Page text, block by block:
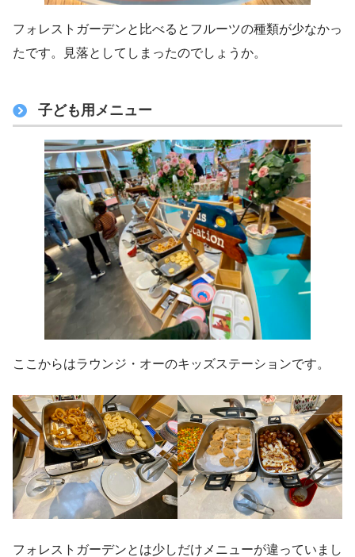
フォレストガーデンと比べるとフルーツの種類が少なかっ
たです。見落としてしまったのでしょうか。
子ども用メニュー
ここからはラウンジ・オーのキッズステーションです。
フォレストガーデンとは少しだけメニューが違っていまし